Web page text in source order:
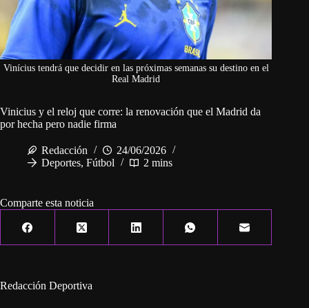
Vinícius tendrá que decidir en las próximas semanas su destino en el
Real Madrid
Vinicius y el reloj que corre: la renovación que el Madrid da
por hecha pero nadie firma
Redacción
24/06/2026
Deportes, Fútbol 2 mins
Comparte esta noticia
Redacción Deportiva